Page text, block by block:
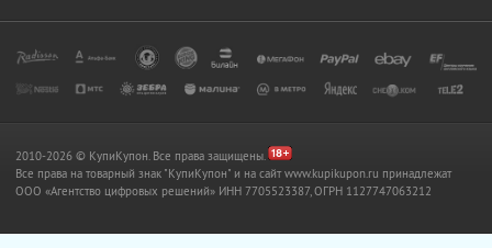
2010-2026 © КупиКупон. Все права защищены.
Все права на товарный знак "КупиКупон" и на сайт www.kupikupon.ru принадлежат
OOO «Агентство цифровых решений» ИНН 7705523387, ОГРН 1127747063212